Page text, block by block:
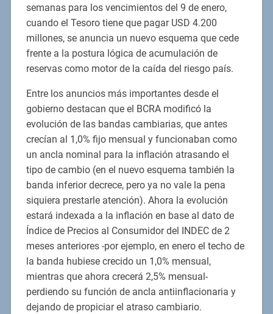
semanas para los vencimientos del 9 de enero,
cuando el Tesoro tiene que pagar USD 4.200
millones, se anuncia un nuevo esquema que cede
frente a la postura lógica de acumulación de
reservas como motor de la caída del riesgo país.
Entre los anuncios más importantes desde el
gobierno destacan que el BCRA modificó la
evolución de las bandas cambiarias, que antes
crecían al 1,0% fijo mensual y funcionaban como
un ancla nominal para la inflación atrasando el
tipo de cambio (en el nuevo esquema también la
banda inferior decrece, pero ya no vale la pena
siquiera prestarle atención). Ahora la evolución
estará indexada a la inflación en base al dato de
Índice de Precios al Consumidor del INDEC de 2
meses anteriores -por ejemplo, en enero el techo de
la banda hubiese crecido un 1,0% mensual,
mientras que ahora crecerá 2,5% mensual-
perdiendo su función de ancla antiinflacionaria y
dejando de propiciar el atraso cambiario.